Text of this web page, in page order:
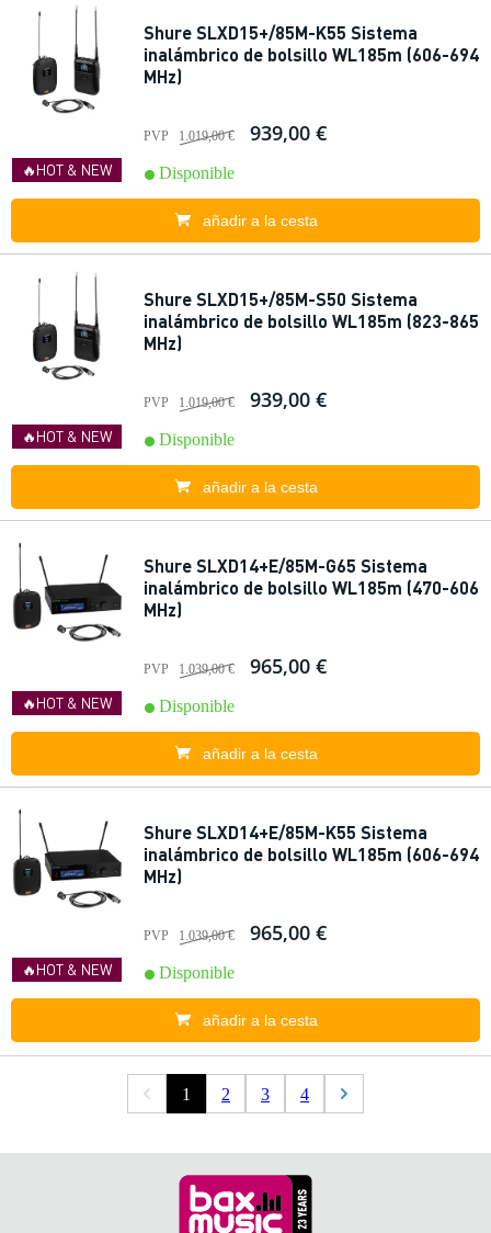
🔥HOT & NEW
Shure SLXD15+/85M-K55 Sistema
inalámbrico de bolsillo WL185m (606-694
MHz)
PVP 1.019,00 € 939,00 €
Disponible
añadir a la cesta
🔥HOT & NEW
Shure SLXD15+/85M-S50 Sistema
inalámbrico de bolsillo WL185m (823-865
MHz)
PVP 1.019,00 € 939,00 €
Disponible
añadir a la cesta
🔥HOT & NEW
Shure SLXD14+E/85M-G65 Sistema
inalámbrico de bolsillo WL185m (470-606
MHz)
PVP 1.039,00 € 965,00 €
Disponible
añadir a la cesta
🔥HOT & NEW
Shure SLXD14+E/85M-K55 Sistema
inalámbrico de bolsillo WL185m (606-694
MHz)
PVP 1.039,00 € 965,00 €
Disponible
añadir a la cesta
1 2 3 4